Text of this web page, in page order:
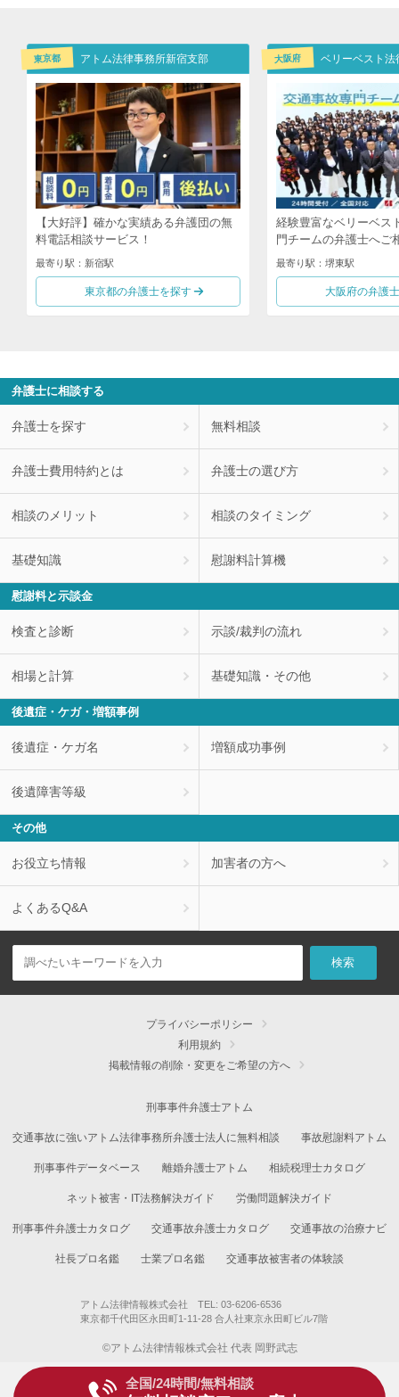
東京都 アトム法律事務所新宿支部
【大好評】確かな実績ある弁護団の無
料電話相談サービス！
最寄り駅：新宿駅
東京都の弁護士を探す
大阪府
経験豊富なベリーベス
門チームの弁護士へご
最寄り駅：堺東駅
大阪府の弁護
全国/24時間/無料相談
弁護士に相談する
弁護士を探す 無料相談
弁護士費用特約とは 弁護士の選び方
相談のメリット 相談のタイミング
基礎知識 慰謝料計算機
慰謝料と示談金
検査と診断 示談/裁判の流れ
相場と計算 基礎知識・その他
後遺症・ケガ・増額事例
後遺症・ケガ名 増額成功事例
後遺障害等級
その他
お役立ち情報 加害者の方へ
よくあるQ&A
プライバシーポリシー
利用規約
掲載情報の削除・変更をご希望の方へ
刑事事件弁護士アトム
交通事故に強いアトム法律事務所弁護士法人に無料相談 事故慰謝料アトム
刑事事件データベース 離婚弁護士アトム 相続税理士カタログ
ネット被害・IT法務解決ガイド 労働問題解決ガイド
刑事事件弁護士カタログ 交通事故弁護士カタログ 交通事故の治療ナビ
社長プロ名鑑 士業プロ名鑑 交通事故被害者の体験談
アトム法律情報株式会社 TEL: 03-6206-6536
東京都千代田区永田町1-11-28 合人社東京永田町ビル7階
©アトム法律情報株式会社 代表 岡野武志